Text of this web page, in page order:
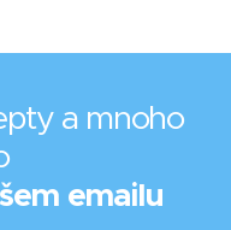
a mnoho
emailu